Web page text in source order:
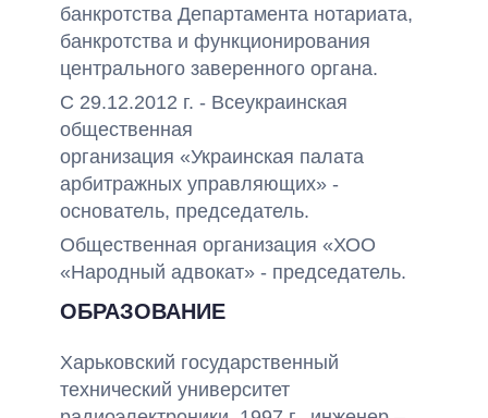
банкротства Департамента нотариата,
банкротства и функционирования
центрального заверенного органа.
С 29.12.2012 г. - Всеукраинская
общественная
организация «Украинская палата
арбитражных управляющих» -
основатель, председатель.
Общественная организация «ХОО
«Народный адвокат» - председатель.
ОБРАЗОВАНИЕ
Харьковский государственный
технический университет